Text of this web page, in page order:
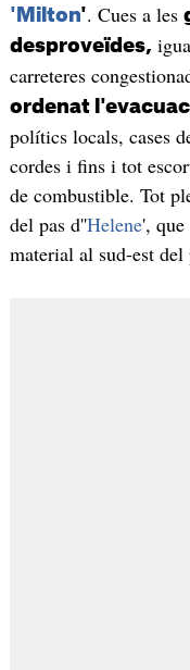
'Milton'. Cues a les
desproveïdes,
carreteres
ordenat
polítics locals, cases
cordes i fins i tot
de combustible. Tot
del pas d''Helene',
material al sud-est